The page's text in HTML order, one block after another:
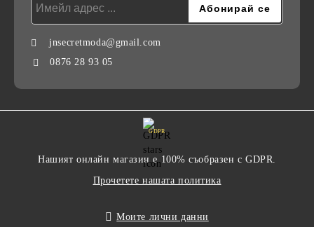
jnsecretmoda@gmail.com
0876 28 93 05
GDPR
Нашият онлайн магазин е 100% съобразен с GDPR.
Прочетете нашата политика
Моите лични данни